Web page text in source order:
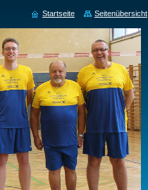
Startseite Seitenübersicht